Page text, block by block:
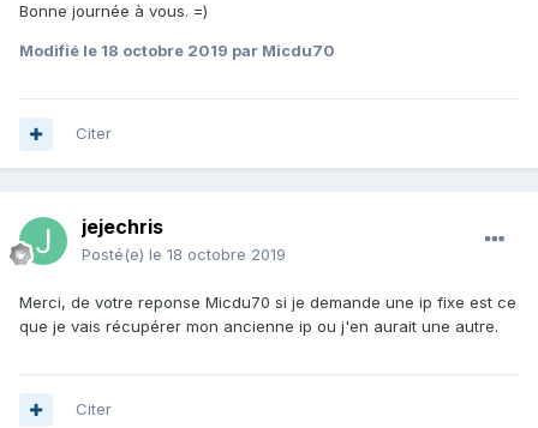
Bonne journée à vous. =)
Modifié le 18 octobre 2019 par Micdu70
Citer
jejechris
Posté(e) le 18 octobre 2019
Merci, de votre reponse Micdu70 si je demande une ip fixe est ce
que je vais récupérer mon ancienne ip ou j'en aurait une autre.
Citer